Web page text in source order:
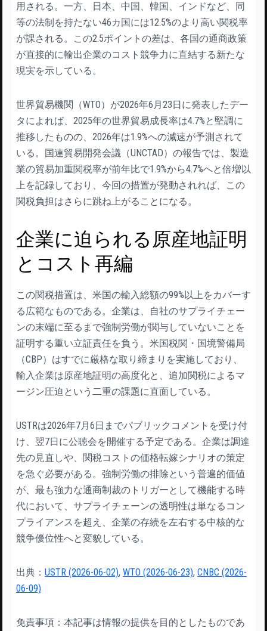
用される。一方、日本、中国、韓国、インドなど、同
等の法制を持たない46カ国には12.5%のより高い関税率
が課される。この2.5ポイントの差は、各国の通商政策
が直接的に輸出企業のコスト競争力に直結する新たな
現実を示している。
世界貿易機関（WTO）が2026年6月23日に発表したデー
タによれば、2025年の世界貿易成長率は4.7%と堅調に
推移したものの、2026年は1.9%への減速が予測されて
いる。国連貿易開発会議（UNCTAD）の報告では、製造
業の貿易加重関税率が前年比で1.9%から4.7%へと倍増以
上を記録しており、今回の措置が発動されれば、この
関税負担はさらに跳ね上がることになる。
企業に迫られる原産地証明
とコスト再編
この関税措置は、米国の輸入総額の99%以上をカバーす
る広範なものである。企業は、自社のサプライチェー
ンの末端に至るまで強制労働が関与していないことを
証明する重い立証責任を負う。米国税関・国境警備局
（CBP）はすでに厳格な取り締まりを実施しており、
輸入企業は原産地証明の高度化と、追加関税によるマ
ージン圧迫という二重の課題に直面している。
USTRは2026年7月6日までパブリックコメントを受け付
け、翌7日に公聴会を開催する予定である。企業は調達
先の見直しや、関税コストの価格転嫁シナリオの策定
を急ぐ必要がある。強制労働の排除という普遍的価値
が、最も強力な通商制裁のトリガーとして機能する時
代において、サプライチェーンの透明性は単なるコン
プライアンスを超え、企業の存続を左右する中核的な
競争優位性へと変貌している。
出典： USTR (2026-06-02), WTO (2026-06-23), CNBC (2026-
06-09)
免責事項：本記事は情報の提供を目的としたものであ